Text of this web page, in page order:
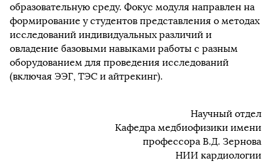
образовательную среду. Фокус модуля направлен на
формирование у студентов представления о методах
исследований индивидуальных различий и
овладение базовыми навыками работы с разным
оборудованием для проведения исследований
(включая ЭЭГ, ТЭС и айтрекинг).
Научный отдел
Кафедра медбиофизики имени
профессора В.Д. Зернова
НИИ кардиологии